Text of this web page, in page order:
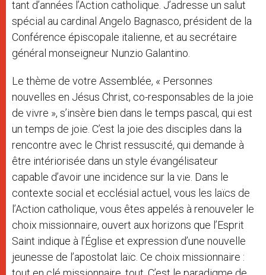
tant d’années l’Action catholique. J’adresse un salut
spécial au cardinal Angelo Bagnasco, président de la
Conférence épiscopale italienne, et au secrétaire
général monseigneur Nunzio Galantino.
Le thème de votre Assemblée, « Personnes
nouvelles en Jésus Christ, co-responsables de la joie
de vivre », s’insère bien dans le temps pascal, qui est
un temps de joie. C’est la joie des disciples dans la
rencontre avec le Christ ressuscité, qui demande à
être intériorisée dans un style évangélisateur
capable d’avoir une incidence sur la vie. Dans le
contexte social et ecclésial actuel, vous les laïcs de
l’Action catholique, vous êtes appelés à renouveler le
choix missionnaire, ouvert aux horizons que l’Esprit
Saint indique à l’Église et expression d’une nouvelle
jeunesse de l’apostolat laïc. Ce choix missionnaire :